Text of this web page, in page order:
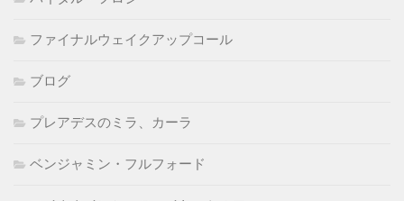
ファイナルウェイクアップコール
ブログ
プレアデスのミラ、カーラ
ベンジャミン・フルフォード